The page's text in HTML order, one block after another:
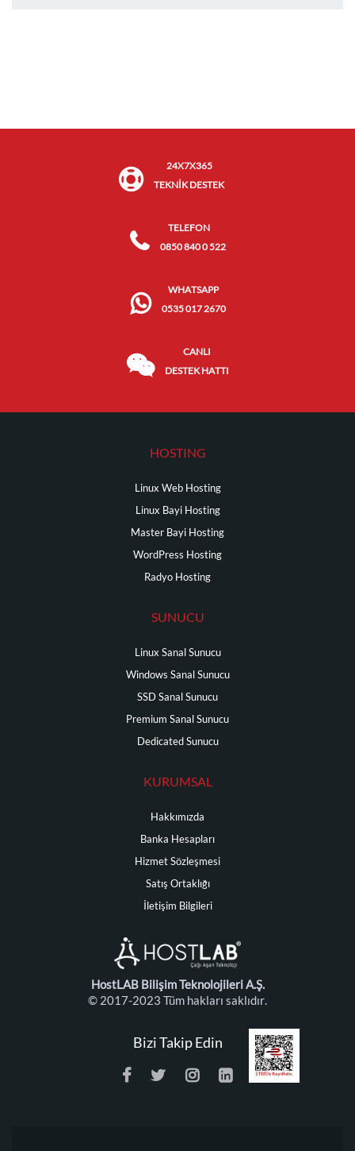
24X7X365
TEKNİK DESTEK
TELEFON
0850 840 0 522
WHATSAPP
0535 017 2670
CANLI
DESTEK HATTI
HOSTING
Linux Web Hosting
Linux Bayi Hosting
Master Bayi Hosting
WordPress Hosting
Radyo Hosting
SUNUCU
Linux Sanal Sunucu
Windows Sanal Sunucu
SSD Sanal Sunucu
Premium Sanal Sunucu
Dedicated Sunucu
KURUMSAL
Hakkımızda
Banka Hesapları
Hizmet Sözleşmesi
Satış Ortaklığı
İletişim Bilgileri
HostLAB Bilişim Teknolojileri A.Ş.
© 2017-2023 Tüm hakları saklıdır.
Bizi Takip Edin